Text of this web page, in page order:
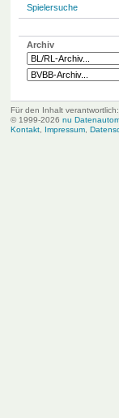
Spielersuche
Archiv
Für den Inhalt
© 1999-2026 nu
Kontakt, Impressum,